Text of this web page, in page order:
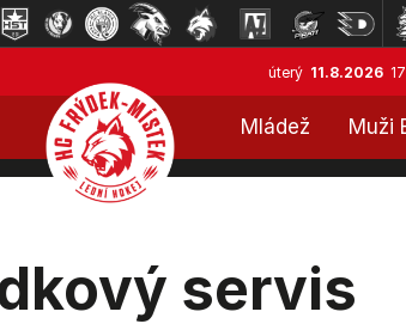
úterý 11.8.2026
Mládež Muži
servis